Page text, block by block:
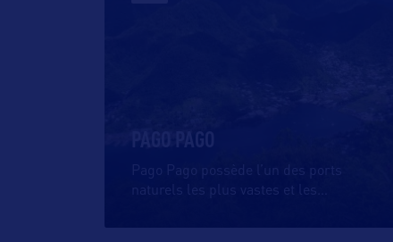
Pago Pago possède l’un des ports
naturels les plus vastes et les